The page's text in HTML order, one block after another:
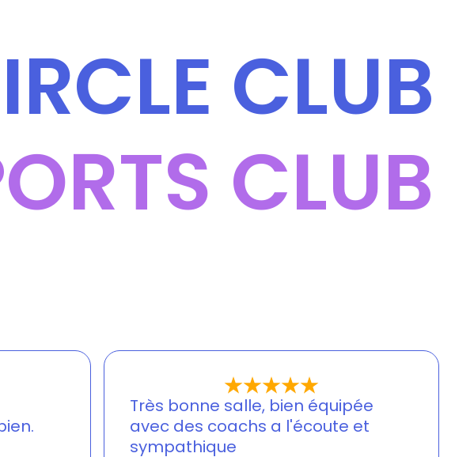
CLUB
CLUB
Très bonne salle, bien équipée
avec des coachs a l'écoute et
sympathique